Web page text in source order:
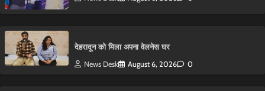
देहरादून को मिला अपना वेलनेस घर
News Desk August 6, 2026 0